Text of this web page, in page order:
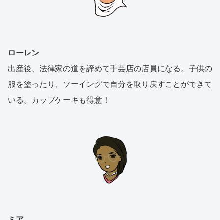
ローレン
出産後、法律家の道を諦めて手芸店の店員になる。子供の
服を塗ったり、ソーイングで自分を取り戻すことができて
いる。カップケーキも得意！